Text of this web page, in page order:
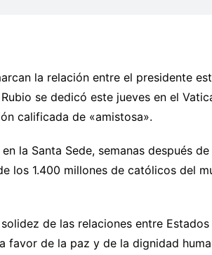
la relación entre el presidente
se dedicó este jueves en el
calificada de «amistosa».
la Santa Sede, semanas después
los 1.400 millones de católicos del
de las relaciones entre
favor de la paz y de la dignidad